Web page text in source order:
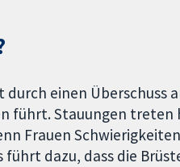
einen Überschuss
führt. Stauungen
Frauen
führt dazu, dass die